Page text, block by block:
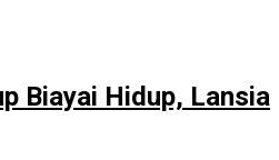
Biayai Hidup, Lansia